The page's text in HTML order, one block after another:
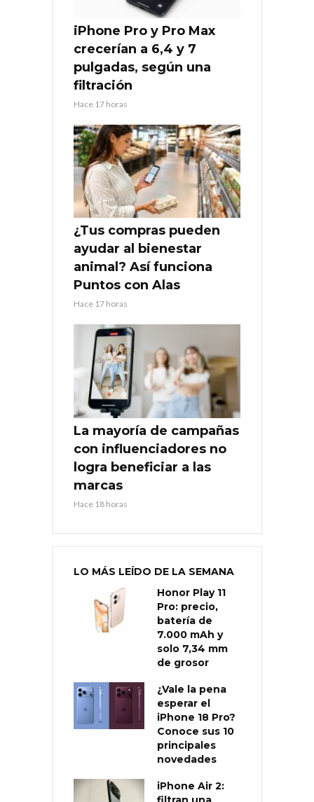
iPhone Pro y Pro Max
crecerían a 6,4 y 7
pulgadas, según una
filtración
Hace 17 horas
¿Tus compras pueden
ayudar al bienestar
animal? Así funciona
Puntos con Alas
Hace 17 horas
La mayoría de campañas
con influenciadores no
logra beneficiar a las
marcas
Hace 18 horas
LO MÁS LEÍDO DE LA SEMANA
Honor Play 11
Pro: precio,
batería de
7.000 mAh y
solo 7,34 mm
de grosor
¿Vale la pena
esperar el
iPhone 18 Pro?
Conoce sus 10
principales
novedades
iPhone Air 2: